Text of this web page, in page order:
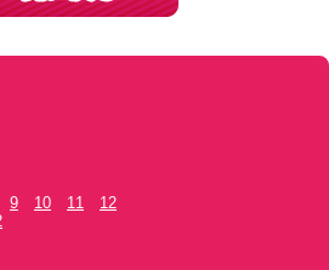
9 10 11
12